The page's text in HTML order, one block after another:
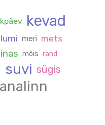
kevad
lumi meri mets
mõis rand
suvi sügis